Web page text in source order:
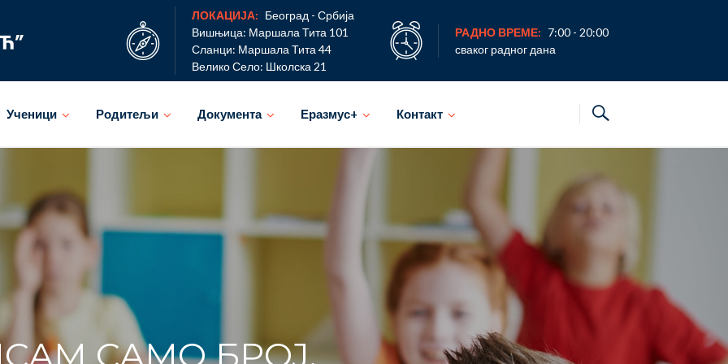
ЛОКАЦИЈА: Београд - Србија
Вишњица: Маршала Тита 101
Сланци: Маршала Тита 44
Велико Село: Школска 21
РАДНО ВРЕМЕ: 7:00 - 20:00
сваког радног дана
Ученици Родитељи Документа Еразмус+ Контакт
САМО БРОЈ.